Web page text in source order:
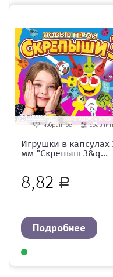
избранное
Игрушки в капсулах
мм "Скрепыш 3&q...
8,82 Р
Подробнее